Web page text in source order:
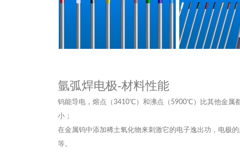
氩弧焊电极-材料性能
钨能导电，熔点（3410℃）和沸点（5900℃）比其他金属
小；
在金属钨中添加稀土氧化物来刺激它的电子逸出功，电极
等。